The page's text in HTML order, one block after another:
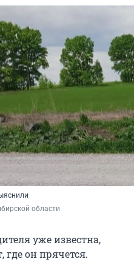
области
уже известна,
где он прячется.